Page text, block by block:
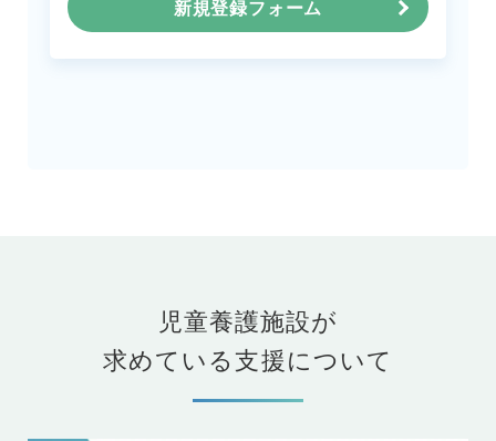
新規登録フォーム
児童養護施設が
求めている支援について